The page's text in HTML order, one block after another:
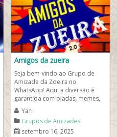
Amigos da zueira
Seja bem-vindo ao Grupo de
Amizade da Zoeira no
WhatsApp! Aqui a diversão é
garantida com piadas, memes,
brincadeiras e muita resenha
entre amigos. Um...
Yan
Grupos de Amizades
setembro 16, 2025